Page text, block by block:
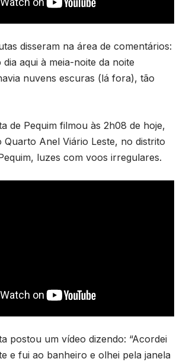
disseram na área de comentários:
dia aqui à meia-noite da noite
nuvens escuras (lá fora), tão
de Pequim filmou às 2h08 de hoje,
Anel Viário Leste, no distrito
luzes com voos irregulares.
postou um vídeo dizendo: “Acordei
e fui ao banheiro e olhei pela janela